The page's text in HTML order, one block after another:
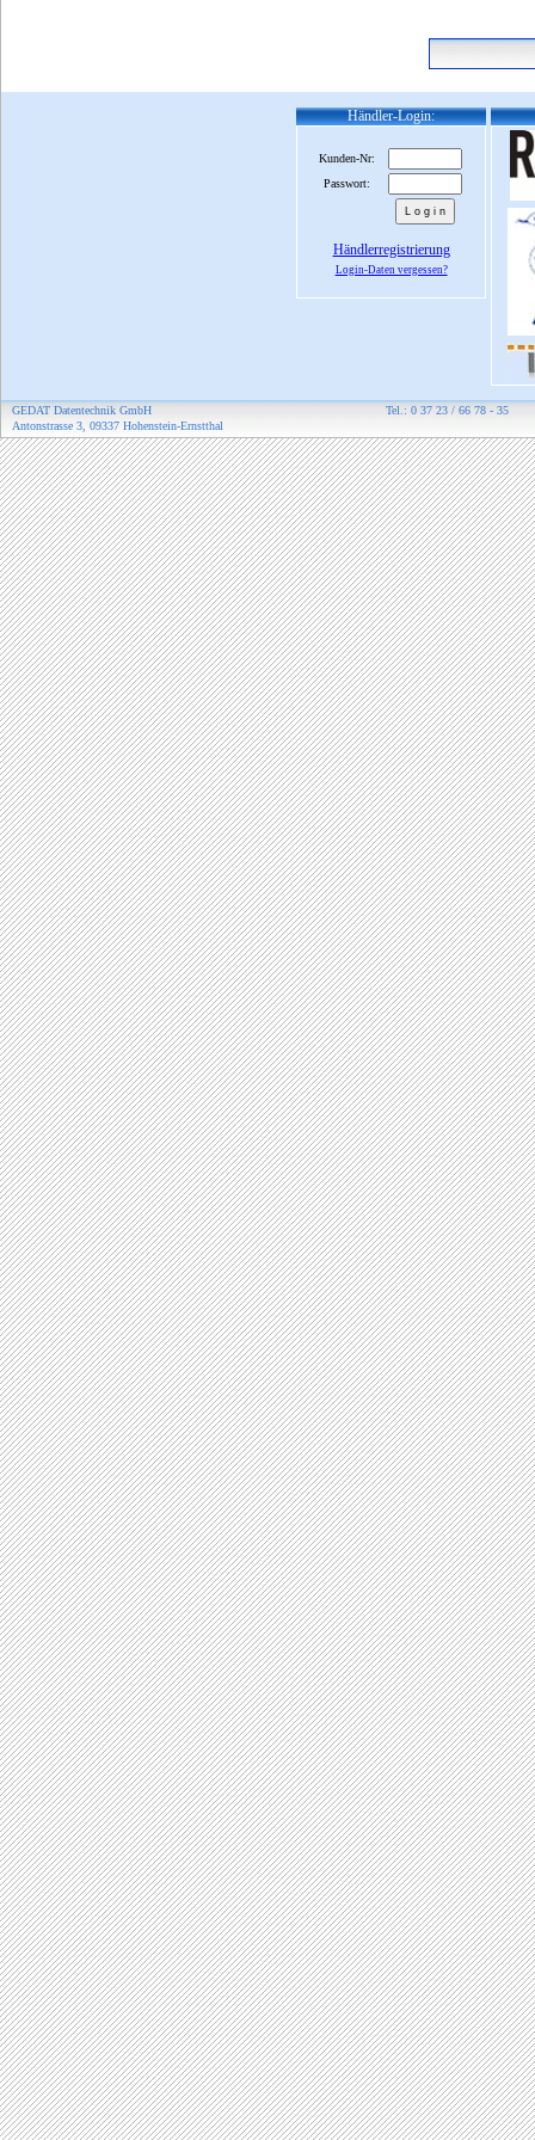
Händler-Login:
Kunden-Nr:
Passwort:
Händlerregistrierung
Login-Daten vergessen?
GEDAT Datentechnik GmbH
Tel.: 0 37 23 / 66 78 - 35
Antonstrasse 3, 09337 Hohenstein-Ernstthal